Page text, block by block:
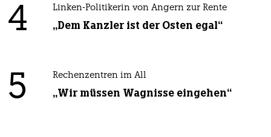
4 Linken-Politikerin von Angern zur Rente
„Dem Kanzler ist der Osten egal“
5 Rechenzentren im All
„Wir müssen Wagnisse eingehen“